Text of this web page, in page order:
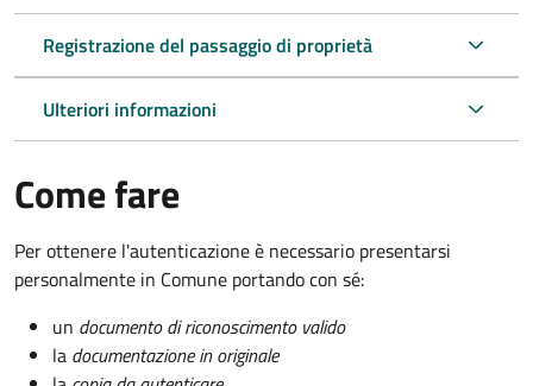
Registrazione del passaggio di proprietà
Ulteriori informazioni
Come fare
Per ottenere l'autenticazione è necessario presentarsi
personalmente in Comune portando con sé:
un documento di riconoscimento valido
la documentazione in originale